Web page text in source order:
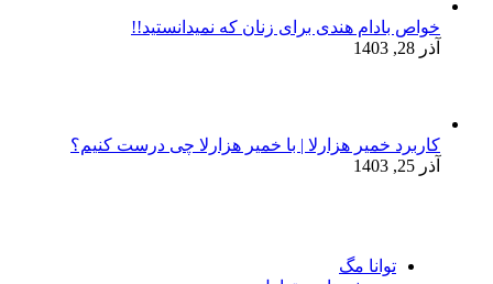
خواص بادام هندی برای زنان که نمیدانستید!!
آذر 28, 1403
کاربرد خمیر هزارلا | با خمیر هزارلا چی درست کنیم؟
آذر 25, 1403
توانا مگ